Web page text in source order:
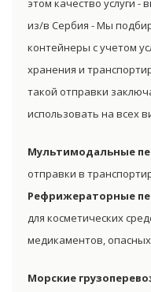
этом качество услуги -
из/в Сербия - Мы
контейнеры с учетом
хранения и
такой отправки
использовать на всех
Мультимодальные
отправки в
Рефрижераторные
для косметических
медикаментов, опасных
Морские